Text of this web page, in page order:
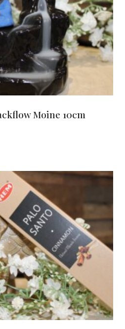
Moine 10cm